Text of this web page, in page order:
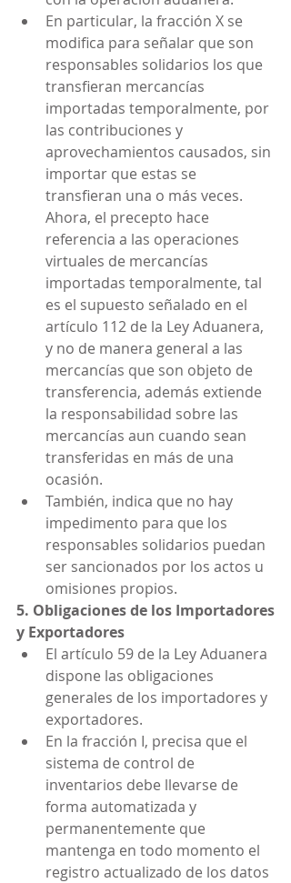
En particular, la fracción X se
modifica para señalar que son
responsables solidarios los que
transfieran mercancías
importadas temporalmente, por
las contribuciones y
aprovechamientos causados, sin
importar que estas se
transfieran una o más veces.
Ahora, el precepto hace
referencia a las operaciones
virtuales de mercancías
importadas temporalmente, tal
es el supuesto señalado en el
artículo 112 de la Ley Aduanera,
y no de manera general a las
mercancías que son objeto de
transferencia, además extiende
la responsabilidad sobre las
mercancías aun cuando sean
transferidas en más de una
ocasión.
También, indica que no hay
impedimento para que los
responsables solidarios puedan
ser sancionados por los actos u
omisiones propios.
5. Obligaciones de los Importadores
y Exportadores
El artículo 59 de la Ley Aduanera
dispone las obligaciones
generales de los importadores y
exportadores.
En la fracción I, precisa que el
sistema de control de
inventarios debe llevarse de
forma automatizada y
permanentemente que
mantenga en todo momento el
registro actualizado de los datos